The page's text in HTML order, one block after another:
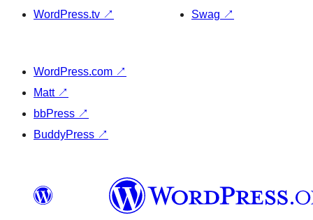
WordPress.tv ↗
Swag ↗
WordPress.com ↗
Matt ↗
bbPress ↗
BuddyPress ↗